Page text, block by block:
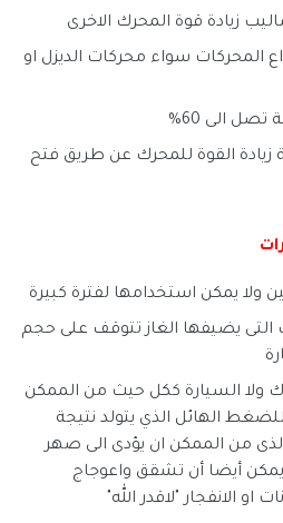
زيادة قوة المحرك الاخرى
المحركات سواء محركات الديزل او
الى 60%
زيادة القوة للمحرك عن طريق فتح
يمكن استخدامها لفترة كبيرة
التى يضيفها الغاز تتوقف على حجم
ولا السيارة ككل حيث من الممكن
الهائل الذي يتولد نتيجة
من الممكن ان يؤدى الى صهر
أيضا أن تشقق واعوجاج
الانفجار "لاقدر الله"